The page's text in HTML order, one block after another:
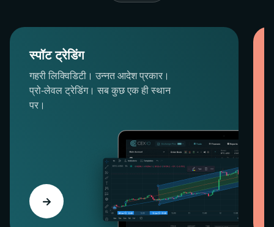
स्पॉट ट्रेडिंग
गहरी लिक्विडिटी। उन्नत आदेश प्रकार।
प्रो-लेवल ट्रेडिंग। सब कुछ एक ही स्थान
पर।